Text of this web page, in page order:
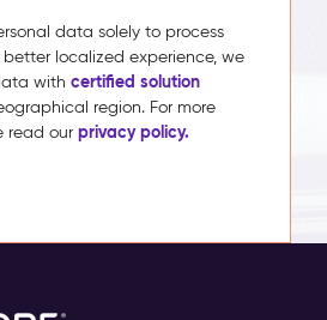
data solely to process
better localized experience, we
with certified solution
region. For more
read our privacy policy.